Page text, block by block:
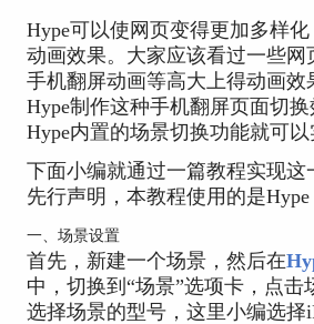
Hype可以使网页变得更加多样
动画效果。大家应该看过一些网
手机翻屏动画等高大上得动画效
Hype制作这种手机翻屏页面切
Hype内置的场景切换功能就可以
下面小编就通过一篇教程实现这
先行声明，本教程使用的是Hype
一、场景设置
首先，新建一个场景，然后在
中，切换到“场景”选项卡，点击
选择场景的型号，这里小编选择